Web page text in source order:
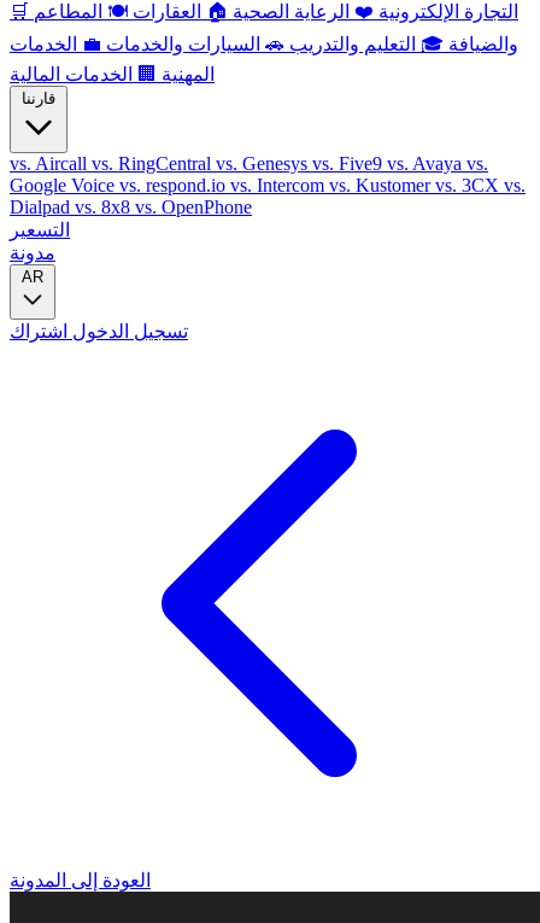
🛒 التجارة الإلكترونية ❤️ الرعاية الصحية 🏠 العقارات 🍽️ المطاعم
والضيافة 🎓 التعليم والتدريب 🚗 السيارات والخدمات 💼
الخدمات
المهنية 🏢 الخدمات المالية
قارننا
vs. Aircall vs. RingCentral vs. Genesys vs. Five9 vs. Avaya vs.
Google Voice vs. respond.io vs. Intercom vs. Kustomervs. 3CX vs.
Dialpad vs. 8x8 vs. OpenPhone
التسعير
مدونة
AR
تسجيل الدخول اشتراك
العودة إلى المدونة